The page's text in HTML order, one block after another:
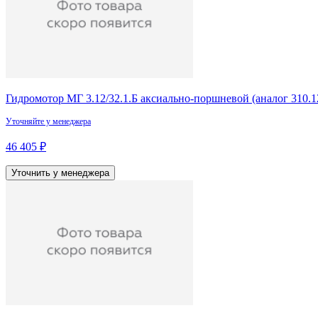
Гидромотор МГ 3.12/32.1.Б аксиально-поршневой (аналог
Уточняйте у менеджера
46 405 ₽
Уточнить у менеджера